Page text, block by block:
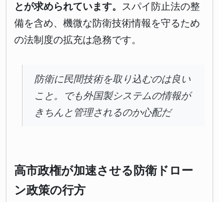
とが求められています。 スパイ防止法の整
備を含め、機微な防衛技術情報を守るため
の法制度の拡充は急務です。
防衛に民間技術を取り込むのは良い
こと。でも外国製システムの情報が
きちんと管理されるのか心配だ
高市政権が加速させる防衛ドロー
ン政策の行方